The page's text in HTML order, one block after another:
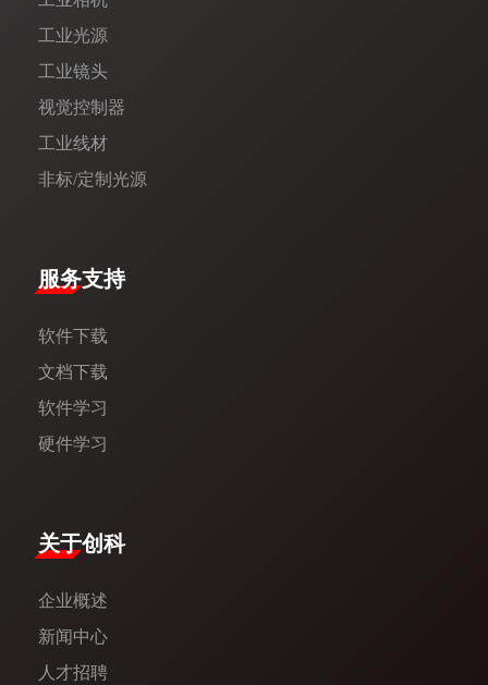
工业光源
工业镜头
视觉控制器
工业线材
非标/定制光源
服务支持
软件下载
文档下载
软件学习
硬件学习
​关于创科​
企业概述
新闻中心​
人才招聘